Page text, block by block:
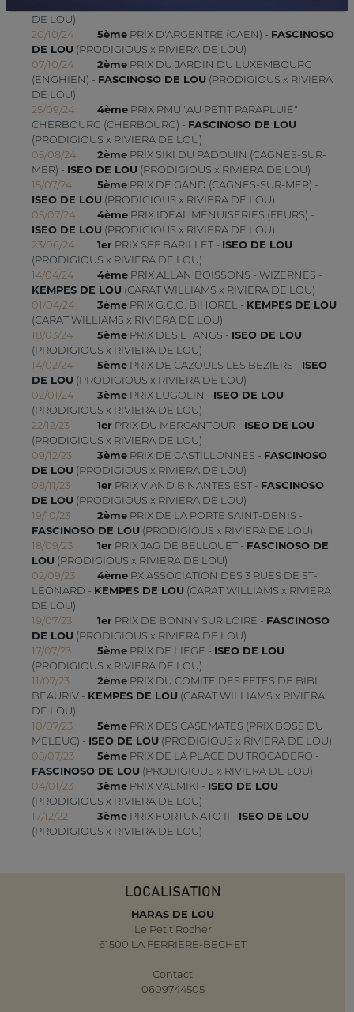
DE LOU)
20/10/24
5èmePRIX D'ARGENTRE (CAEN) - FASCINOSO
DE LOU (PRODIGIOUS x RIVIERA DE LOU)
07/10/24
2èmePRIX DU JARDIN DU LUXEMBOURG
(ENGHIEN) - FASCINOSO DE LOU (PRODIGIOUS x RIVIERA
DE LOU)
25/09/24
4èmePRIX PMU "AU PETIT PARAPLUIE"
CHERBOURG (CHERBOURG) - FASCINOSO DE LOU
(PRODIGIOUS x RIVIERA DE LOU)
05/08/24
2èmePRIX SIKI DU PADOUIN (CAGNES-SUR-
MER) - ISEO DE LOU (PRODIGIOUS x RIVIERA DE LOU)
15/07/24
5èmePRIX DE GAND (CAGNES-SUR-MER) -
ISEO DE LOU (PRODIGIOUS x RIVIERA DE LOU)
05/07/24
4èmePRIX IDEAL'MENUISERIES (FEURS) -
ISEO DE LOU (PRODIGIOUS x RIVIERA DE LOU)
23/06/24
1erPRIX SEF BARILLET - ISEO DE LOU
(PRODIGIOUS x RIVIERA DE LOU)
14/04/24
4èmePRIX ALLAN BOISSONS - WIZERNES -
KEMPES DE LOU (CARAT WILLIAMS x RIVIERA DE LOU)
01/04/24
3èmePRIX G.C.O. BIHOREL - KEMPES DE LOU
(CARAT WILLIAMS x RIVIERA DE LOU)
18/03/24
5èmePRIX DES ETANGS - ISEO DE LOU
(PRODIGIOUS x RIVIERA DE LOU)
14/02/24
5èmePRIX DE CAZOULS LES BEZIERS - ISEO
DE LOU (PRODIGIOUS x RIVIERA DE LOU)
02/01/24
3èmePRIX LUGOLIN - ISEO DE LOU
(PRODIGIOUS x RIVIERA DE LOU)
22/12/23
1erPRIX DU MERCANTOUR - ISEO DE LOU
(PRODIGIOUS x RIVIERA DE LOU)
09/12/23
3èmePRIX DE CASTILLONNES - FASCINOSO
DE LOU (PRODIGIOUS x RIVIERA DE LOU)
08/11/23
1erPRIX V AND B NANTES EST - FASCINOSO
DE LOU (PRODIGIOUS x RIVIERA DE LOU)
19/10/23
2èmePRIX DE LA PORTE SAINT-DENIS -
FASCINOSO DE LOU (PRODIGIOUS x RIVIERA DE LOU)
18/09/23
1erPRIX JAG DE BELLOUET - FASCINOSO DE
LOU (PRODIGIOUS x RIVIERA DE LOU)
02/09/23
4èmePX ASSOCIATION DES 3 RUES DE ST-
LEONARD - KEMPES DE LOU (CARAT WILLIAMS x RIVIERA
DE LOU)
19/07/23
1erPRIX DE BONNY SUR LOIRE - FASCINOSO
DE LOU (PRODIGIOUS x RIVIERA DE LOU)
17/07/23
5èmePRIX DE LIEGE - ISEO DE LOU
(PRODIGIOUS x RIVIERA DE LOU)
11/07/23
2èmePRIX DU COMITE DES FETES DE BIBI
BEAURIV - KEMPES DE LOU (CARAT WILLIAMS x RIVIERA
DE LOU)
10/07/23
5èmePRIX DES CASEMATES (PRIX BOSS DU
MELEUC) - ISEO DE LOU (PRODIGIOUS x RIVIERA DE LOU)
05/07/23
5èmePRIX DE LA PLACE DU TROCADERO -
FASCINOSO DE LOU (PRODIGIOUS x RIVIERA DE LOU)
04/01/23
3èmePRIX VALMIKI - ISEO DE LOU
(PRODIGIOUS x RIVIERA DE LOU)
17/12/22
3èmePRIX FORTUNATO II - ISEO DE LOU
(PRODIGIOUS x RIVIERA DE LOU)
LOCALISATION
HARAS DE LOU
Le Petit Rocher
61500 LA FERRIERE-BECHET
Contact
0609744505